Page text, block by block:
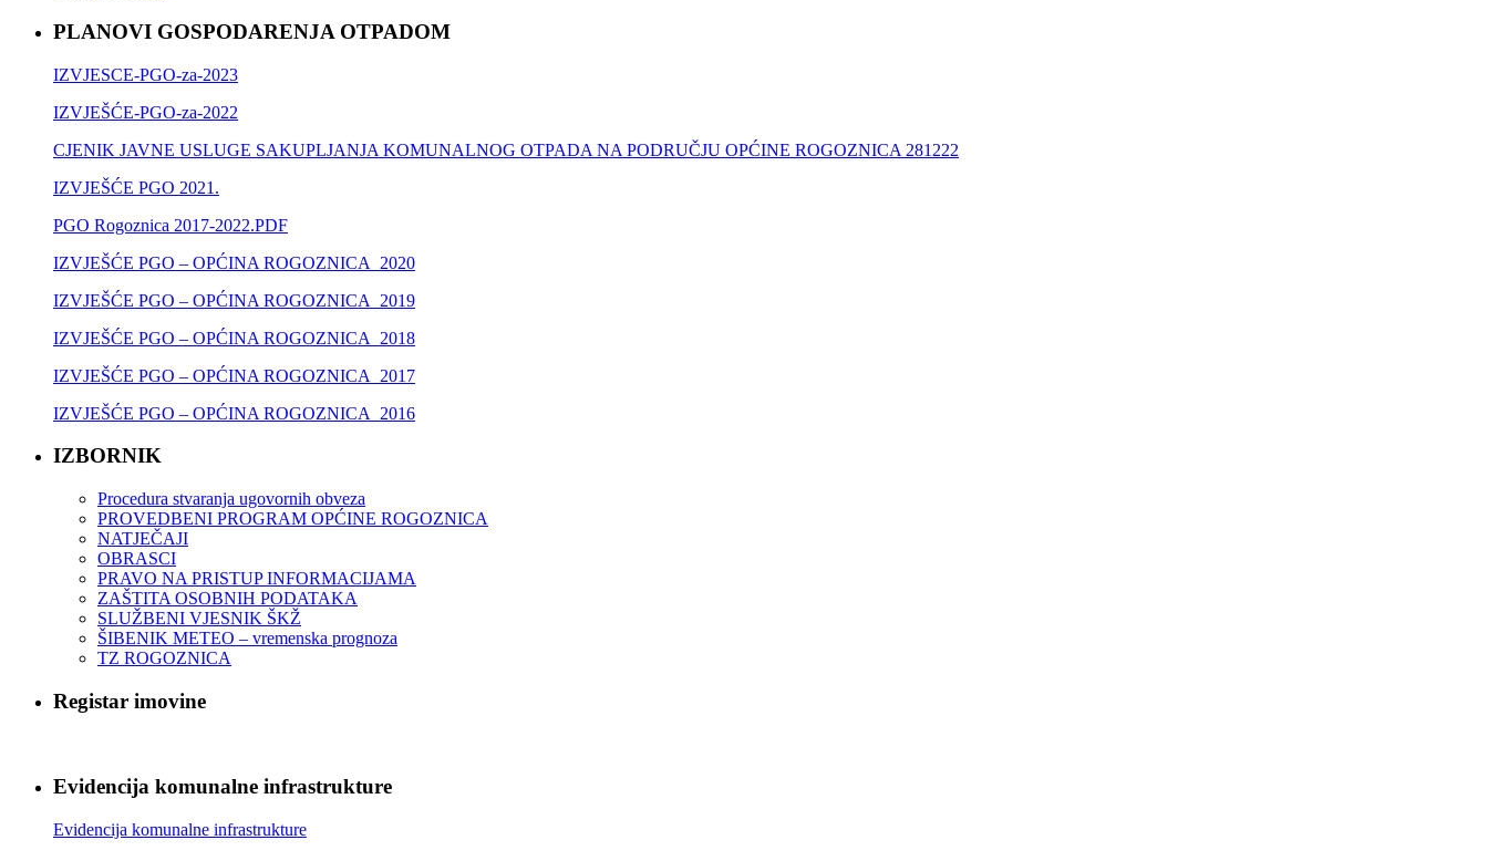
PLANOVI GOSPODARENJA OTPADOM
IZVJESCE-PGO-za-2023
IZVJEŠĆE-PGO-za-2022
CJENIK JAVNE USLUGE SAKUPLJANJA KOMUNALNOG OTPADA NA PODRUČJU OPĆINE ROGOZNICA 281222
IZVJEŠĆE PGO 2021.
PGO Rogoznica 2017-2022.PDF
IZVJEŠĆE PGO – OPĆINA ROGOZNICA_2020
IZVJEŠĆE PGO – OPĆINA ROGOZNICA_2019
IZVJEŠĆE PGO – OPĆINA ROGOZNICA_2018
IZVJEŠĆE PGO – OPĆINA ROGOZNICA_2017
IZVJEŠĆE PGO – OPĆINA ROGOZNICA_2016
IZBORNIK
Procedura stvaranja ugovornih obveza
PROVEDBENI PROGRAM OPĆINE ROGOZNICA
NATJEČAJI
OBRASCI
PRAVO NA PRISTUP INFORMACIJAMA
ZAŠTITA OSOBNIH PODATAKA
SLUŽBENI VJESNIK ŠKŽ
ŠIBENIK METEO – vremenska prognoza
TZ ROGOZNICA
Registar imovine
Evidencija komunalne infrastrukture
Evidencija komunalne infrastrukture